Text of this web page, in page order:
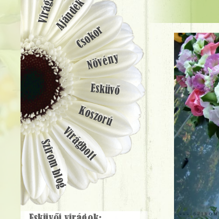
Ajándék
Csokor
Növény
Esküvő
Koszorú
Virágbolt
Szirom blog